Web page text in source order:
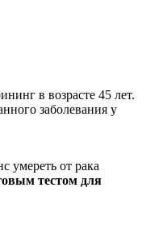
в возрасте 45 лет.
заболевания у
умереть от рака
тестом для